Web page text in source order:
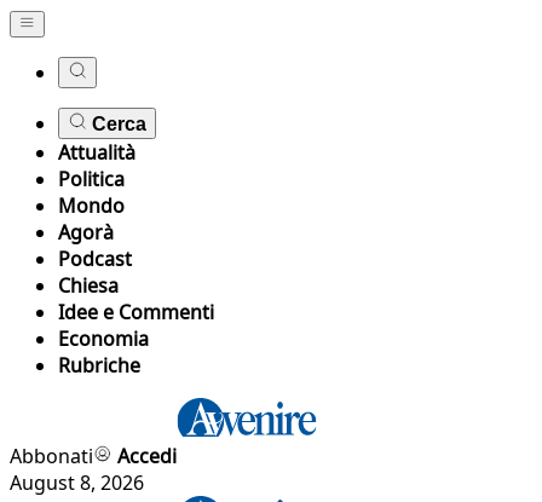
Cerca
Attualità
Politica
Mondo
Agorà
Podcast
Chiesa
Idee e Commenti
Economia
Rubriche
Abbonati
Accedi
August 8, 2026